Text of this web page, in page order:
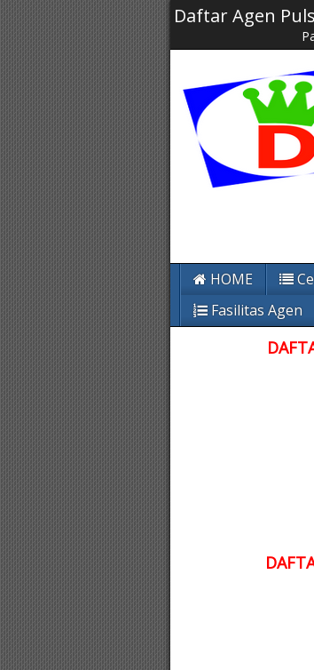
Daftar Agen
HOME
Fasilitas Agen